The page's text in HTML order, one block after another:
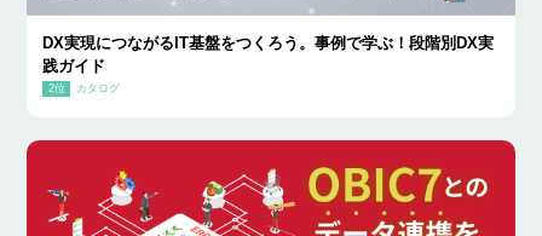
DX実現につながるIT基盤をつくろう。事例で学ぶ！段階別DX実
践ガイド
カタログ